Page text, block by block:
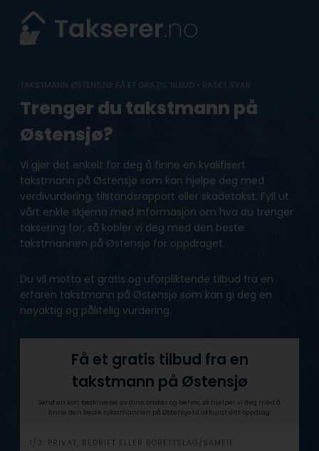
content
TAKSTMANN ØSTENSJØ: FÅ ET GRATIS TILBUD • RASKT SVAR
Trenger du takstmann på
Østensjø?
Vi gjør det enkelt for deg å finne en kvalifisert
takstmann på Østensjø som kan hjelpe deg med
verdivurdering, tilstandsrapport eller skadetakst. Fyll ut
vårt enkle skjema med informasjon om hva du trenger
taksering for, så kobler vi deg med den beste
takstmannen på Østensjø for oppdraget.
Du vil motta et gratis og uforpliktende tilbud fra en
erfaren takstmann på Østensjø som kan gi deg en
nøyaktig og pålitelig vurdering.
Få et gratis tilbud fra en
takstmann på Østensjø
Send en kort beskrivelse av dine ønsker og behov, så hjelper vi deg med å
finne den beste takstmannen på Østensjø til akkurat ditt oppdrag.
h
1/3: PRIVAT, BEDRIFT ELLER BORETTSLAG/SAMEIE